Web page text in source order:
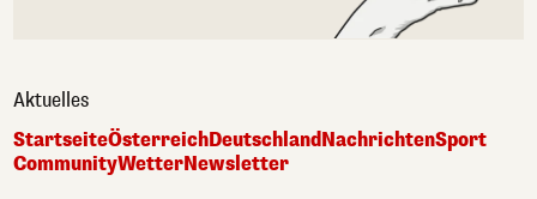
Aktuelles
StartseiteÖsterreichDeutschlandNachrichtenSport
CommunityWetterNewsletter